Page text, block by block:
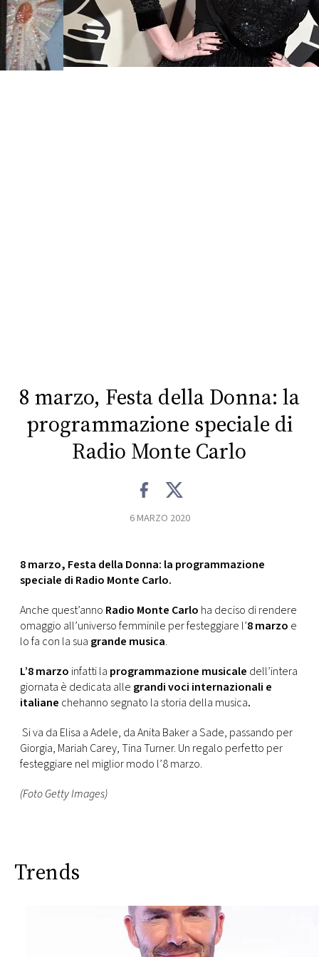
FOTO
CONCORSI
8 marzo, Festa della Donna: la
programmazione speciale di
Radio Monte Carlo
6 MARZO 2020
8 marzo, Festa della Donna: la programmazione
speciale di Radio Monte Carlo.
Anche quest’anno Radio Monte Carlo ha deciso di rendere
omaggio all’universo femminile per festeggiare l’8 marzo e
lo fa con la sua grande musica.
L’8 marzo infatti la programmazione musicale dell’intera
giornata è dedicata alle grandi voci internazionali e
italiane chehanno segnato la storia della musica.
Si va da Elisa a Adele, da Anita Baker a Sade, passando per
Giorgia, Mariah Carey, Tina Turner. Un regalo perfetto per
festeggiare nel miglior modo l’8 marzo.
(Foto Getty Images)
Trends